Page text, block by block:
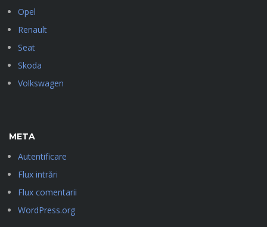
Opel
Renault
Seat
Skoda
Volkswagen
META
Autentificare
Flux intrări
Flux comentarii
WordPress.org